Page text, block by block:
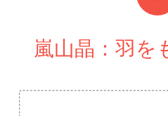
嵐山晶：羽を